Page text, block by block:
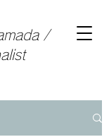
/